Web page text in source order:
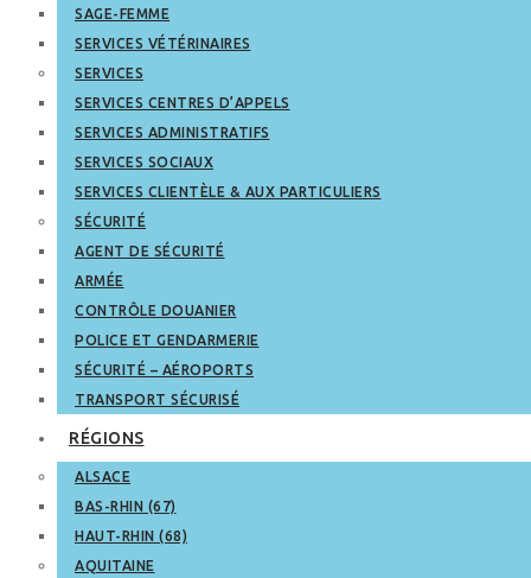
SAGE-FEMME
SERVICES VÉTÉRINAIRES
SERVICES
SERVICES CENTRES D’APPELS
SERVICES ADMINISTRATIFS
SERVICES SOCIAUX
SERVICES CLIENTÈLE & AUX PARTICULIERS
SÉCURITÉ
AGENT DE SÉCURITÉ
ARMÉE
CONTRÔLE DOUANIER
POLICE ET GENDARMERIE
SÉCURITÉ – AÉROPORTS
TRANSPORT SÉCURISÉ
RÉGIONS
ALSACE
BAS-RHIN (67)
HAUT-RHIN (68)
AQUITAINE